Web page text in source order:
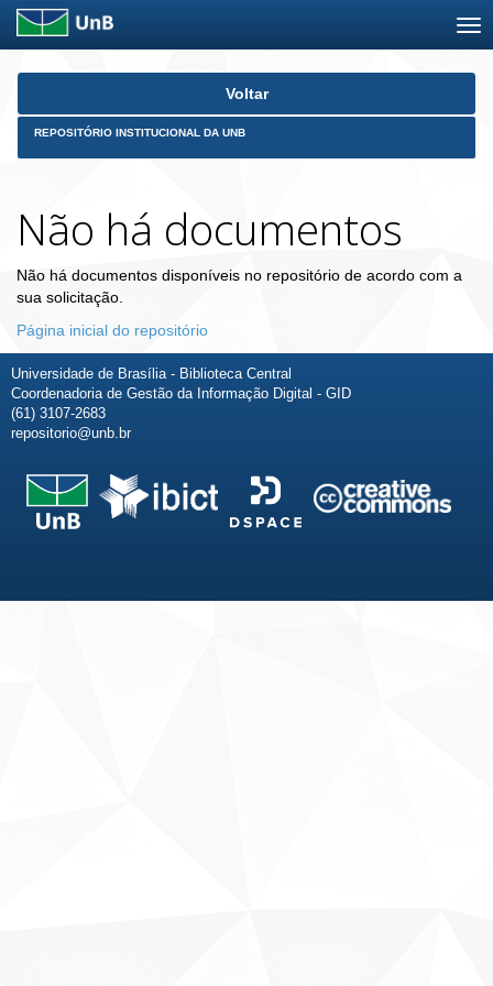
Skip
Voltar
REPOSITÓRIO INSTITUCIONAL DA UNB
Não há documentos
Não há documentos disponíveis no repositório de acordo com a
sua solicitação.
Página inicial do repositório
Universidade de Brasília - Biblioteca Central
Coordenadoria de Gestão da Informação Digital - GID
(61) 3107-2683
repositorio@unb.br